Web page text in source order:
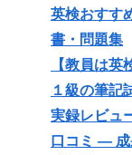
英検おすす
書・問題集
【教員は
１級の筆記
実録レビュ
口コミ — 成